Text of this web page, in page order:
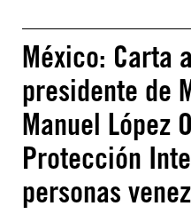
México: Carta
presidente de
Manuel López
Protección
personas